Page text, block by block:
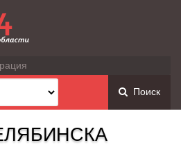
Поиск